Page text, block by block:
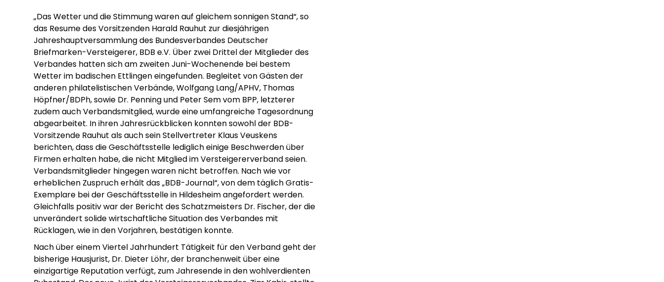
„Das Wetter und die Stimmung waren auf gleichem sonnigen Stand“, so
das Resume des Vorsitzenden Harald Rauhut zur diesjährigen
Jahreshauptversammlung des Bundesverbandes Deutscher
Briefmarken-Versteigerer, BDB e.V. Über zwei Drittel der Mitglieder des
Verbandes hatten sich am zweiten Juni-Wochenende bei bestem
Wetter im badischen Ettlingen eingefunden. Begleitet von Gästen der
anderen philatelistischen Verbände, Wolfgang Lang/APHV, Thomas
Höpfner/BDPh, sowie Dr. Penning und Peter Sem vom BPP, letzterer
zudem auch Verbandsmitglied, wurde eine umfangreiche Tagesordnung
abgearbeitet. In ihren Jahresrückblicken konnten sowohl der BDB-
Vorsitzende Rauhut als auch sein Stellvertreter Klaus Veuskens
berichten, dass die Geschäftsstelle lediglich einige Beschwerden über
Firmen erhalten habe, die nicht Mitglied im Versteigererverband seien.
Verbandsmitglieder hingegen waren nicht betroffen. Nach wie vor
erheblichen Zuspruch erhält das „BDB-Journal“, von dem täglich Gratis-
Exemplare bei der Geschäftsstelle in Hildesheim angefordert werden.
Gleichfalls positiv war der Bericht des Schatzmeisters Dr. Fischer, der die
unverändert solide wirtschaftliche Situation des Verbandes mit
Rücklagen, wie in den Vorjahren, bestätigen konnte.
Nach über einem Viertel Jahrhundert Tätigkeit für den Verband geht der
bisherige Hausjurist, Dr. Dieter Löhr, der branchenweit über eine
einzigartige Reputation verfügt, zum Jahresende in den wohlverdienten